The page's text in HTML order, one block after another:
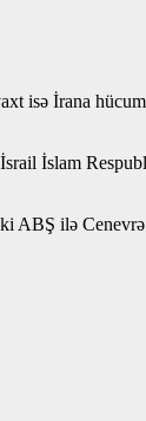
isə İrana
İslam
ABŞ ilə